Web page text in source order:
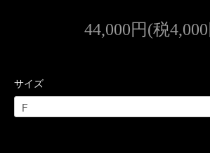
44,000円(税
サイズ